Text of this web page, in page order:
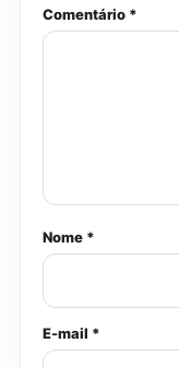
Comentário *
Nome *
E-mail *